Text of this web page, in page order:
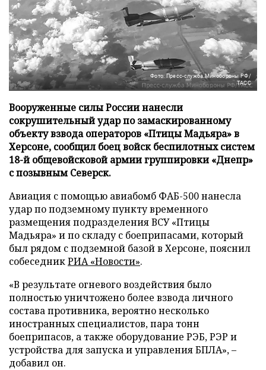
Фото: Пресс-служба Минобороны РФ/
ТАСС
Вооруженные силы России нанесли
сокрушительный удар по замаскированному
объекту взвода операторов «Птицы Мадьяра» в
Херсоне, сообщил боец войск беспилотных систем
18-й общевойсковой армии группировки «Днепр»
с позывным Северск.
Авиация с помощью авиабомб ФАБ-500 нанесла
удар по подземному пункту временного
размещения подразделения ВСУ «Птицы
Мадьяра» и по складу с боеприпасами, который
был рядом с подземной базой в Херсоне, пояснил
собеседникРИА «Новости».
«В результате огневого воздействия было
полностью уничтожено более взвода личного
состава противника, вероятно несколько
иностранных специалистов, пара тонн
боеприпасов, а также оборудование РЭБ, РЭР и
устройства для запуска и управления БПЛА», –
добавил он.